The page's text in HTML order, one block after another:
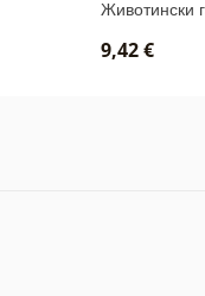
Животински
9,42 €